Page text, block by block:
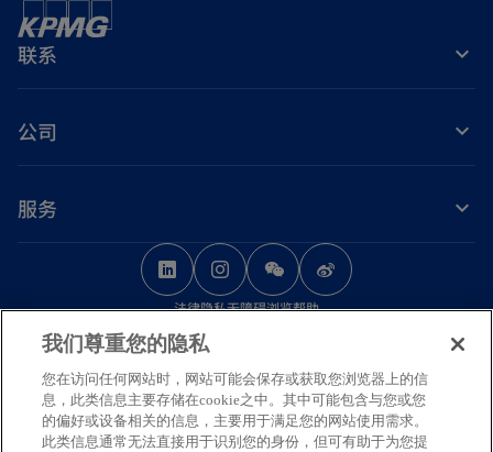
联系
公司
服务
o
p
e
n
s
i
n
o
p
e
s
i
n
o
e
s
i
n
法律隐私无障碍浏览帮助
© 2026 毕马威华振会计师事务所（特殊普通合伙） — 中国合伙制会计师事务
所，毕马威企业咨询（中国）有限公司 — 中国有限责任公司，毕马威会计师事
务所 — 澳门特别行政区合伙制事务所，及毕马威会计师事务所 — 香港特别行
政区合伙制事务所，均是与毕马威国际有限公司（英国私营担保有限公司）相
我们尊重您的隐私
您在访问任何网站时，网站可能会保存或获取您浏览器上的信
息，此类信息主要存储在cookie之中。其中可能包含与您或您
的偏好或设备相关的信息，主要用于满足您的网站使用需求。
此类信息通常无法直接用于识别您的身份，但可有助于为您提